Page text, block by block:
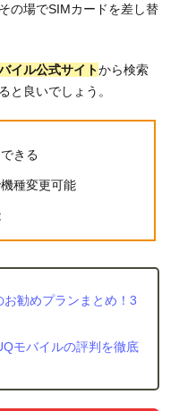
の場でSIMカードを差し替
イル公式サイトから検索
と良いでしょう。
きる
種変更可能
お勧めプランまとめ！3
モバイルの評判を徹底